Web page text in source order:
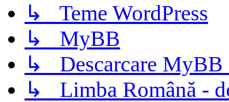
↳ Teme WordPress
↳ MyBB
↳ Descarcare MyBB
↳ Limba Română -